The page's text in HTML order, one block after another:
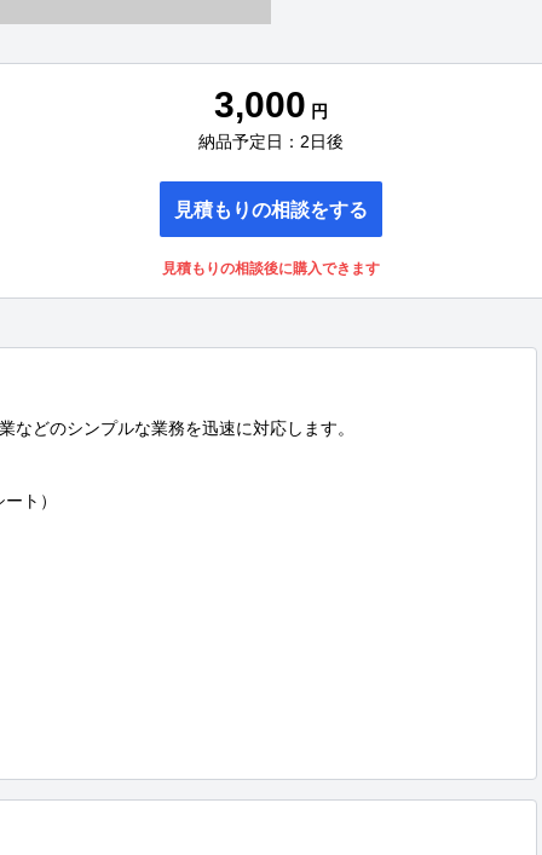
3,000 円
納品予定日：2日後
見積もりの相談をする
見積もりの相談後に購入できます
などのシンプルな業務を迅速に対応します。
ト）